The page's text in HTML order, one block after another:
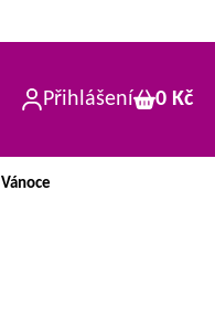
Přihlášení 0 Kč
Vánoce